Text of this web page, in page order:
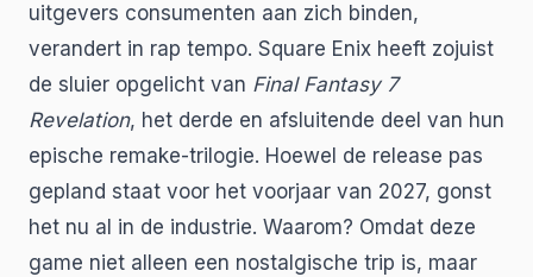
uitgevers consumenten aan zich binden,
verandert in rap tempo. Square Enix heeft zojuist
de sluier opgelicht van Final Fantasy 7
Revelation, het derde en afsluitende deel van hun
epische remake-trilogie. Hoewel de release pas
gepland staat voor het voorjaar van 2027, gonst
het nu al in de industrie. Waarom? Omdat deze
game niet alleen een nostalgische trip is, maar